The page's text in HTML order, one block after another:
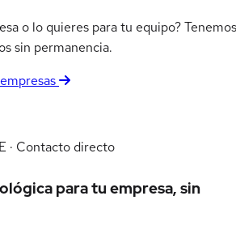
o lo quieres para tu equipo? Tenemos
sin permanencia.
· Contacto directo
para tu empresa, sin